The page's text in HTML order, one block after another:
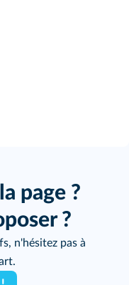
page ?
?
n'hésitez pas à